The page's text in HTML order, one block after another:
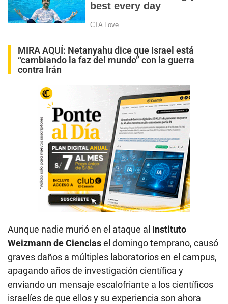
MIRA AQUÍ: Netanyahu dice que Israel está
“cambiando la faz del mundo” con la guerra
contra Irán
Aunque nadie murió en el ataque al Instituto
Weizmann de Cienciasel domingo temprano, causó
graves daños a múltiples laboratorios en el campus,
apagando años de investigación científica y
enviando un mensaje escalofriante a los científicos
israelíes de que ellos y su experiencia son ahora